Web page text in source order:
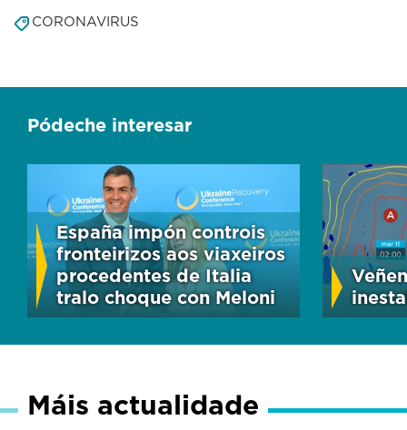
CORONAVIRUS
Pódeche interesar
España impón controis
fronteirizos aos viaxeiros
procedentes de Italia
tralo choque con Meloni
Máis actualidade